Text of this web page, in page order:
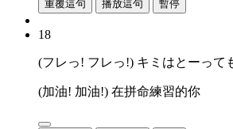
重覆這句 播放這句 暫停
18
(フレっ! フレっ!) キミはとーって
(加油! 加油!) 在拼命練習的你